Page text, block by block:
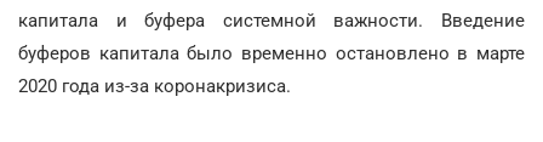
капитала и буфера системной важности. Введение
буферов капитала было временно остановлено в марте
2020 года из-за коронакризиса.